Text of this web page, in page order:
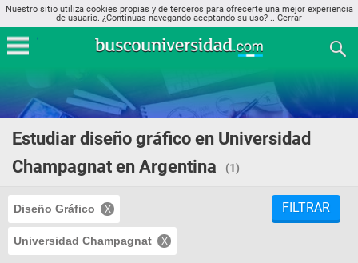
Nuestro sitio utiliza cookies propias y de terceros para ofrecerte una mejor experiencia
de usuario. ¿Continuas navegando aceptando su uso? .. Cerrar
Estudiar diseño gráfico en Universidad
Champagnat en Argentina
(1)
Diseño Gráfico
Universidad Champagnat
FILTRAR